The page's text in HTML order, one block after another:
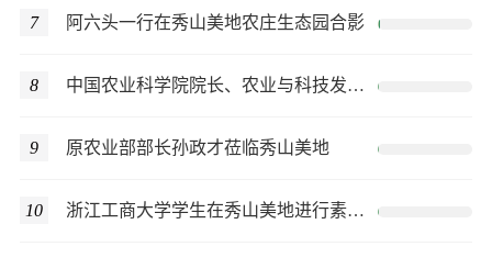
7 阿六头一行在秀山美地农庄生态园合影
8 中国农业科学院院长、农业与科技发展专家卢良恕莅临秀山美地
9 原农业部部长孙政才莅临秀山美地
10 浙江工商大学学生在秀山美地进行素质拓展训练